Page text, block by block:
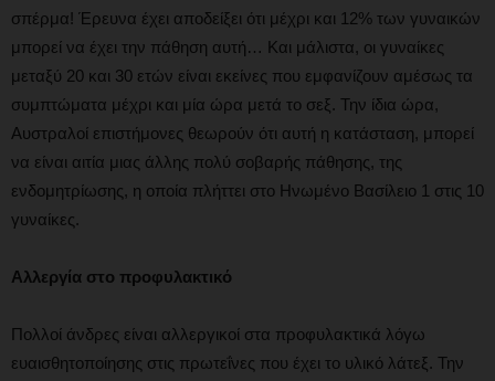
σπέρμα! Έρευνα έχει αποδείξει ότι μέχρι και 12% των γυναικών
μπορεί να έχει την πάθηση αυτή… Και μάλιστα, οι γυναίκες
μεταξύ 20 και 30 ετών είναι εκείνες που εμφανίζουν αμέσως τα
συμπτώματα μέχρι και μία ώρα μετά το σεξ. Την ίδια ώρα,
Αυστραλοί επιστήμονες θεωρούν ότι αυτή η κατάσταση, μπορεί
να είναι αιτία μιας άλλης πολύ σοβαρής πάθησης, της
ενδομητρίωσης, η οποία πλήττει στο Ηνωμένο Βασίλειο 1 στις 10
γυναίκες.
Αλλεργία στο προφυλακτικό
Πολλοί άνδρες είναι αλλεργικοί στα προφυλακτικά λόγω
ευαισθητοποίησης στις πρωτεΐνες που έχει το υλικό λάτεξ. Την